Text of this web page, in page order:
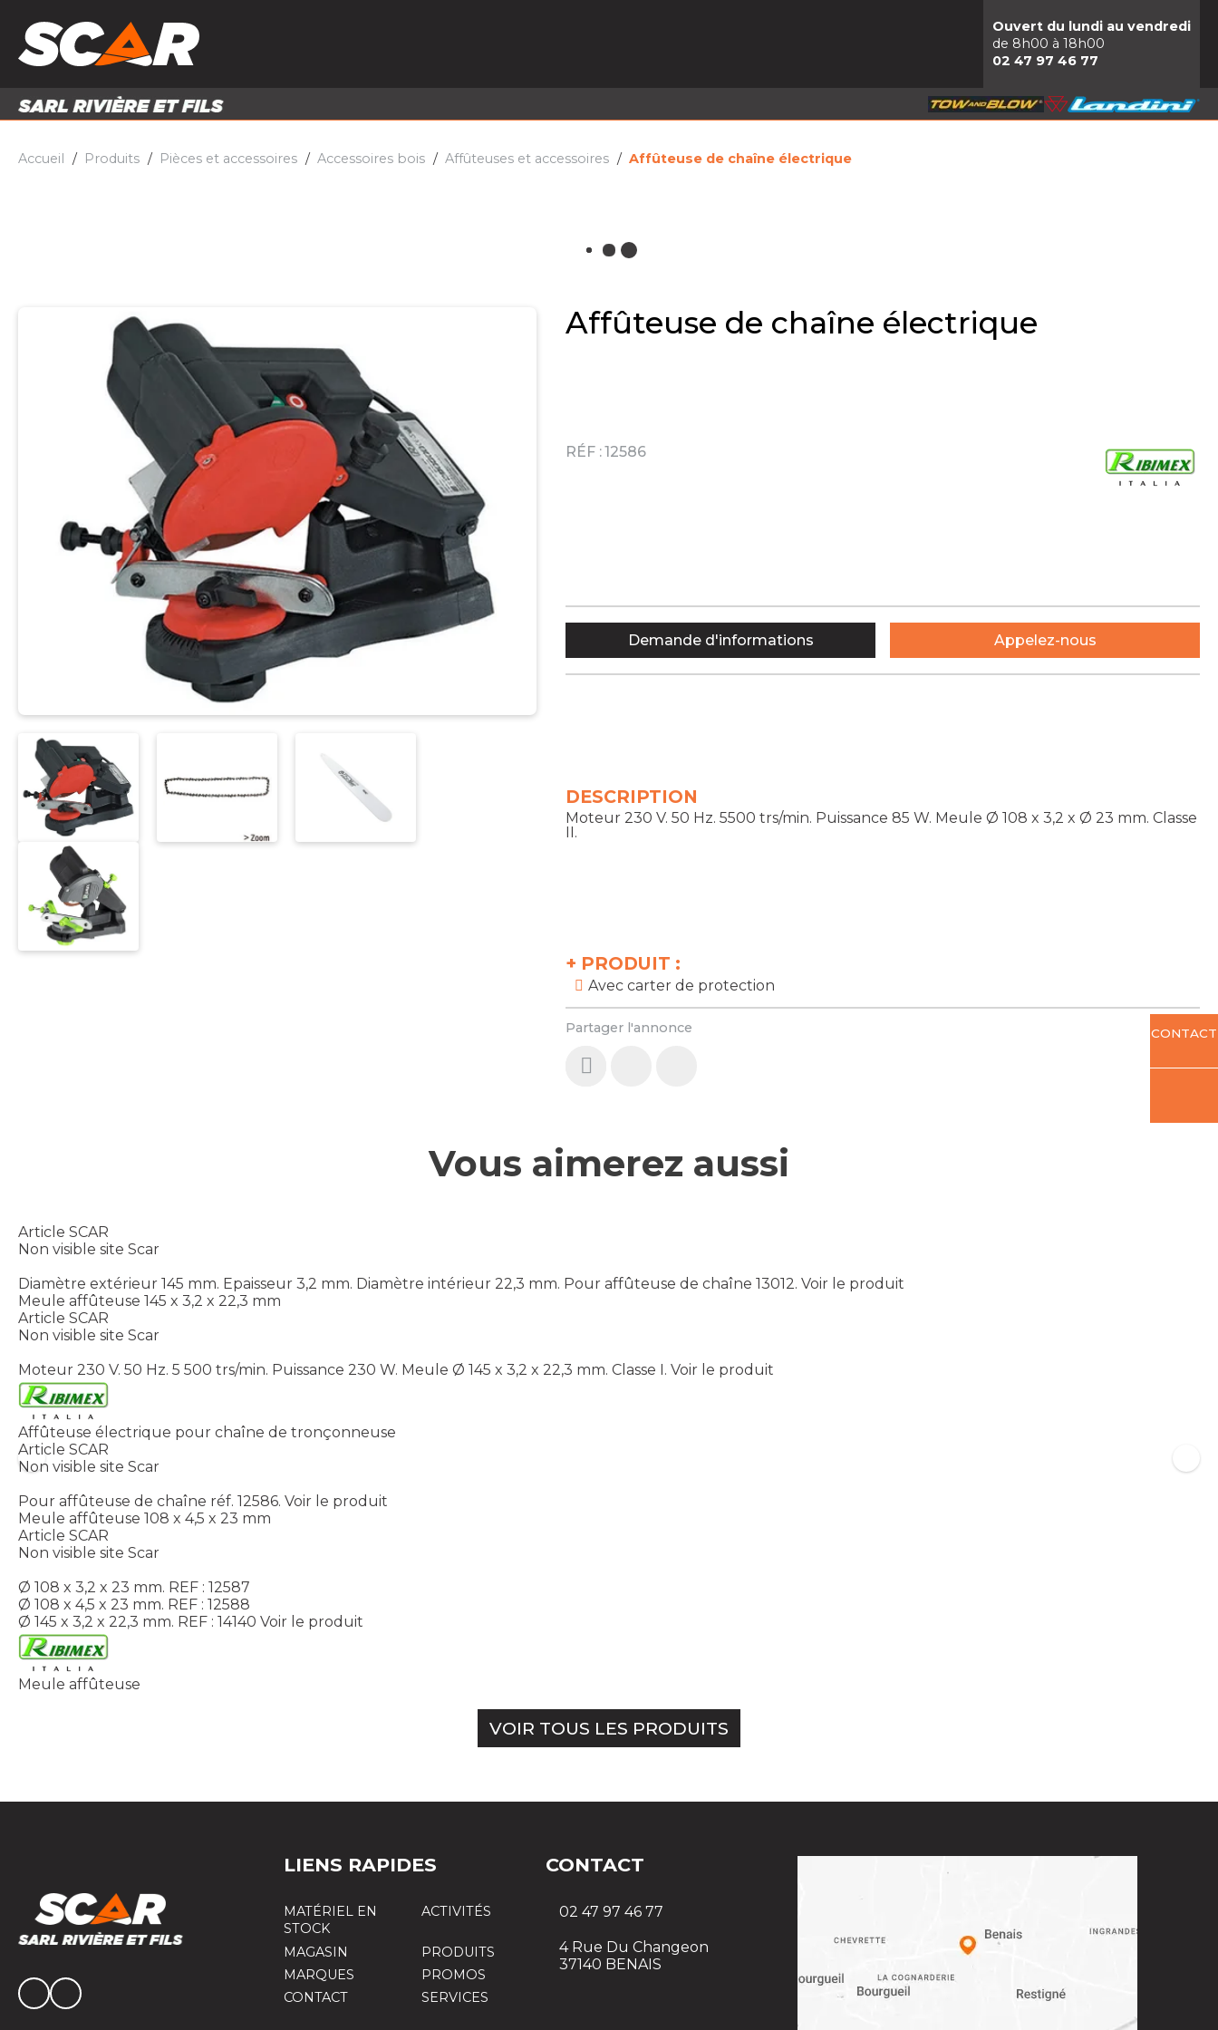
PIÈCES ET ACCESSOIRES
Ouvert du lundi au vendredi
de 8h00 à 18h00
02 47 97 46 77
Accueil Produits Pièces et accessoires Accessoires bois Affûteuses et accessoires Affûteuse de chaîne électrique
Affûteuse de chaîne électrique
RÉF :12586
+ PRODUIT :
Avec carter de protection
Partager l'annonce
DESCRIPTION
Moteur 230 V. 50 Hz. 5500 trs/min. Puissance 85 W. Meule Ø 108 x 3,2 x Ø 23 mm. Classe
II.
Demande d'informations Appelez-nous
Vous aimerez aussi
Article SCAR
Non visible site Scar
Diamètre extérieur 145 mm. Epaisseur 3,2 mm. Diamètre intérieur 22,3 mm. Pour affûteuse de chaîne 13012. Voir le produit
Meule affûteuse 145 x 3,2 x 22,3 mm
Article SCAR
Non visible site Scar
Moteur 230 V. 50 Hz. 5 500 trs/min. Puissance 230 W. Meule Ø 145 x 3,2 x 22,3 mm. Classe I. Voir le produit
Affûteuse électrique pour chaîne de tronçonneuse
Article SCAR
Non visible site Scar
Pour affûteuse de chaîne réf. 12586. Voir le produit
Meule affûteuse 108 x 4,5 x 23 mm
Article SCAR
Non visible site Scar
Ø 108 x 3,2 x 23 mm. REF : 12587
Ø 108 x 4,5 x 23 mm. REF : 12588
Ø 145 x 3,2 x 22,3 mm. REF : 14140 Voir le produit
Meule affûteuse
VOIR TOUS LES PRODUITS
CONTACT
LIENS RAPIDES
MATÉRIEL EN
STOCK
ACTIVITÉS
MAGASIN
PRODUITS
MARQUES
PROMOS
CONTACT
SERVICES
CONTACT
02 47 97 46 77
4 Rue Du Changeon
37140 BENAIS